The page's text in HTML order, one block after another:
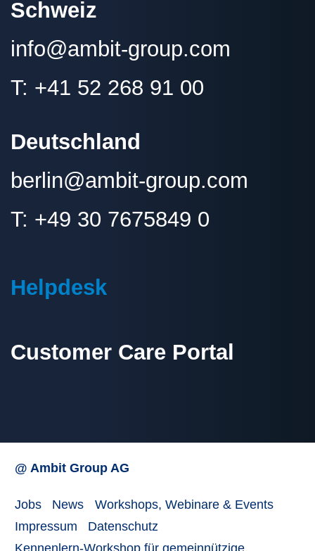
Schweiz
info@ambit-group.com
T: +41 52 268 91 00
Deutschland
berlin@ambit-group.com
T: +49 30 7675849 0
Helpdesk
Customer Care Portal
Nebennavigation
@ Ambit Group AG
Jobs News
Workshops, Webinare & Events
Impressum
Datenschutz